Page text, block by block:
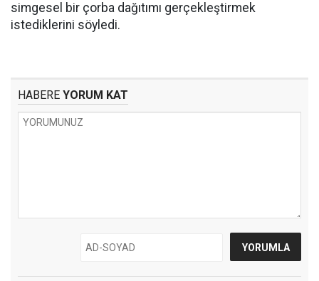
simgesel bir çorba dağıtımı gerçekleştirmek
istediklerini söyledi.
HABERE YORUM KAT